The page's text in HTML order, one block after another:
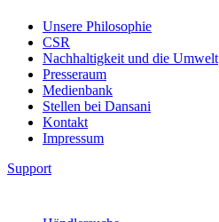
Unsere Philosophie
CSR
Nachhaltigkeit und die Umwelt
Presseraum
Medienbank
Stellen bei Dansani
Kontakt
Impressum
Support